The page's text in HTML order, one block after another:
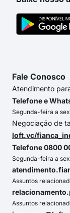
Fale Conosco
Atendimento
Telefone e
Segunda-feira a
Negociação de
loft.vc/
Telefone 0800
Segunda-feira a
Assuntos
Assuntos